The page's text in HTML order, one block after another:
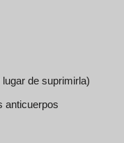
de suprimirla)
anticuerpos